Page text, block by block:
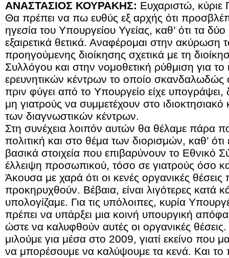
ΑΝΑΣΤΑΣΙΟΣ ΚΟΥΡΑΚΗΣ: Ευχαριστώ, κύριε
Θα πρέπει να πω ευθύς εξ αρχής ότι
ηγεσία του Υπουργείου Υγείας, καθ’ ότι τα
εξαιρετικά θετικά. Αναφέρομαι στην
προηγούμενης διοίκησης σχετικά με τη
Συλλόγου και στην νομοθετική ρύθμιση για
ερευνητικών κέντρων το οποίο
πριν φύγει από το Υπουργείο είχε υπογράψει,
μη γιατρούς να συμμετέχουν στο
των διαγνωστικών κέντρων.
Στη συνέχεια λοιπόν αυτών θα θέλαμε πάρα
πολιτική και στο θέμα των διορισμών, καθ’
βασικά στοιχεία που επιβαρύνουν το Εθνικό
έλλειψη προσωπικού, τόσο σε γιατρούς όσο
Άκουσα με χαρά ότι οι κενές οργανικές
προκηρυχθούν. Βέβαια, είναι λιγότερες κατά
υπολογίζαμε. Για τις υπόλοιπες, κυρία
πρέπει να υπάρξει μια κοινή υπουργική
ώστε να καλυφθούν αυτές οι οργανικές
μιλούμε για μέσα στο 2009, γιατί εκείνο που
να μπορέσουμε να καλύψουμε τα κενά. Και το